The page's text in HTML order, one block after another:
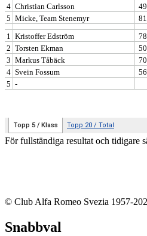
För fullständiga resultat och tidigare
© Club Alfa Romeo Svezia 1957-
Snabbval